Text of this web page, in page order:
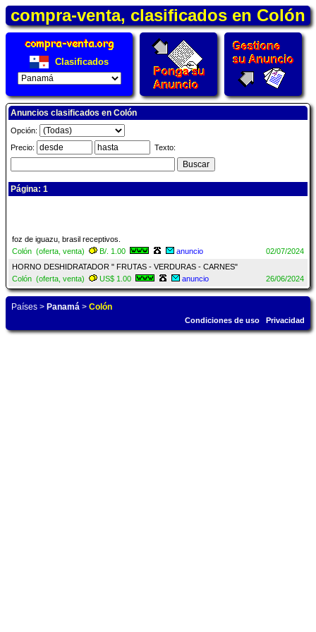
compra-venta, clasificados en Colón
Clasificados
Anuncios clasificados en Colón
Opción:
Precio:
Texto:
Página: 1
foz de iguazu, brasil receptivos.
Colón (oferta, venta)
B/. 1.00 anuncio
02/07/2024
HORNO DESHIDRATADOR " FRUTAS - VERDURAS - CARNES"
Colón (oferta, venta)
US$ 1.00 anuncio 26/06/2024
Países > Panamá > Colón
Condiciones de uso Privacidad